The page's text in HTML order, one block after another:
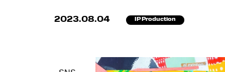
2023.08.04 IP Production